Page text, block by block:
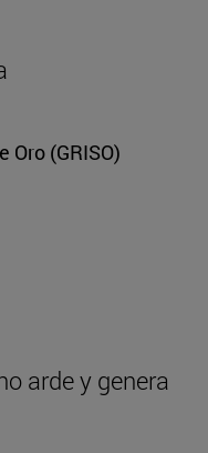
Oro (GRISO)
arde y genera